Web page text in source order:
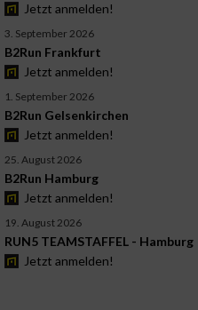
Jetzt anmelden!
3. September 2026
B2Run Frankfurt
Jetzt anmelden!
1. September 2026
B2Run Gelsenkirchen
Jetzt anmelden!
25. August 2026
B2Run Hamburg
Jetzt anmelden!
19. August 2026
RUN5 TEAMSTAFFEL - Hamburg
Jetzt anmelden!